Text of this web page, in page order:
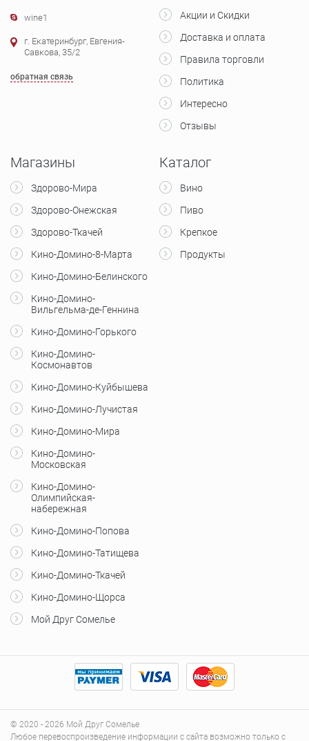
wine1
г. Екатеринбург, Евгения-
Савкова, 35/2
обратная связь
Акции и Скидки
Доставка и оплата
Правила торговли
Политика
Интересно
Отзывы
Магазины
Здорово-Мира
Здорово-Онежская
Здорово-Ткачей
Кино-Домино-8-Марта
Кино-Домино-Белинского
Кино-Домино-
Вильгельма-де-Геннина
Кино-Домино-Горького
Кино-Домино-
Космонавтов
Кино-Домино-Куйбышева
Кино-Домино-Лучистая
Кино-Домино-Мира
Кино-Домино-
Московская
Кино-Домино-
Олимпийская-
набережная
Кино-Домино-Попова
Кино-Домино-Татищева
Кино-Домино-Ткачей
Кино-Домино-Щорса
Мой Друг Сомелье
Каталог
Вино
Пиво
Крепкое
Продукты
© 2020 - 2026 Мой Друг Сомелье
Любое перевоспроизведение информации с сайта возможно только с